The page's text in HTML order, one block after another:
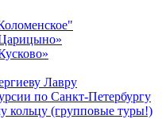
Лавру
по Санкт-Петербургу
кольцу (групповые туры!)